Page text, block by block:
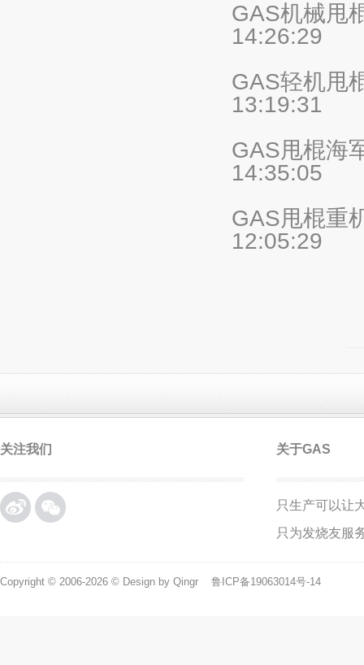
GAS机械甩
14:26:29
GAS轻机甩
13:19:31
GAS甩棍海
14:35:05
GAS甩棍重
12:05:29
关注我们 关于GAS
只生产可以让
只为发烧友服
Copyright © 2006-2026 © Design by Qingr 鲁ICP备19063014号-14